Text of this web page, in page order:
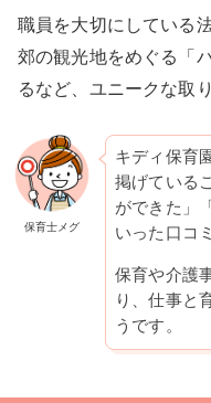
職員を大切にしている
郊の観光地をめぐる「
るなど、ユニークな取
保育士メグ
キディ保育
掲げている
ができた」
いった口コ
保育や介護
り、仕事と
うです。